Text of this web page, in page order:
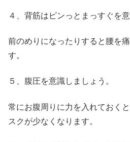
４、背筋はピンっとまっすぐを
前のめりになったりすると腰を
す。
５、腹圧を意識しましょう。
常にお腹周りに力を入れておく
スクが少なくなります。